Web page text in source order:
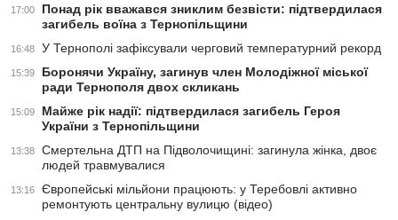
17:00
Понад рік вважався зниклим безвісти: підтвердилася
загибель воїна з Тернопільщини
16:48 У Тернополі зафіксували черговий температурний рекорд
15:39
Боронячи Україну, загинув член Молодіжної міської
ради Тернополя двох скликань
15:09
Майже рік надії: підтвердилася загибель Героя
України з Тернопільщини
13:38
Смертельна ДТП на Підволочищині: загинула жінка, двоє
людей травмувалися
13:16
Європейські мільйони працюють: у Теребовлі активно
ремонтують центральну вулицю (відео)